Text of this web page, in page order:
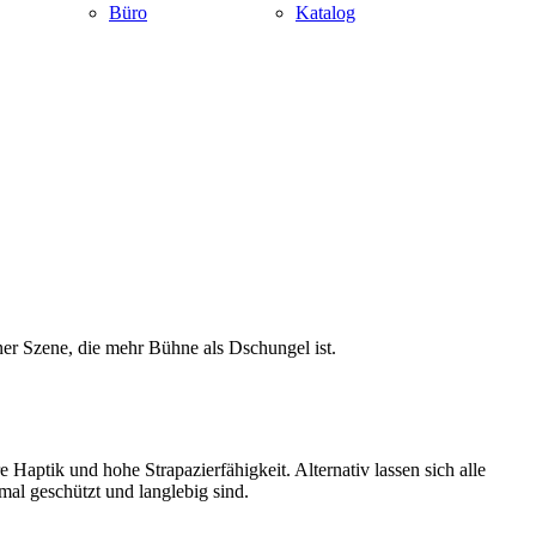
Büro
Katalog
Szene, die mehr Bühne als Dschungel ist.
Haptik und hohe Strapazierfähigkeit. Alternativ lassen sich alle
geschützt und langlebig sind.